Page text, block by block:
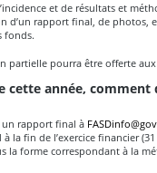
et de résultats et
rapport final, de photos,
fonds.
partielle pourra être offerte
cette année,
un rapport final à
fin de l’exercice financier
la forme correspondant à la